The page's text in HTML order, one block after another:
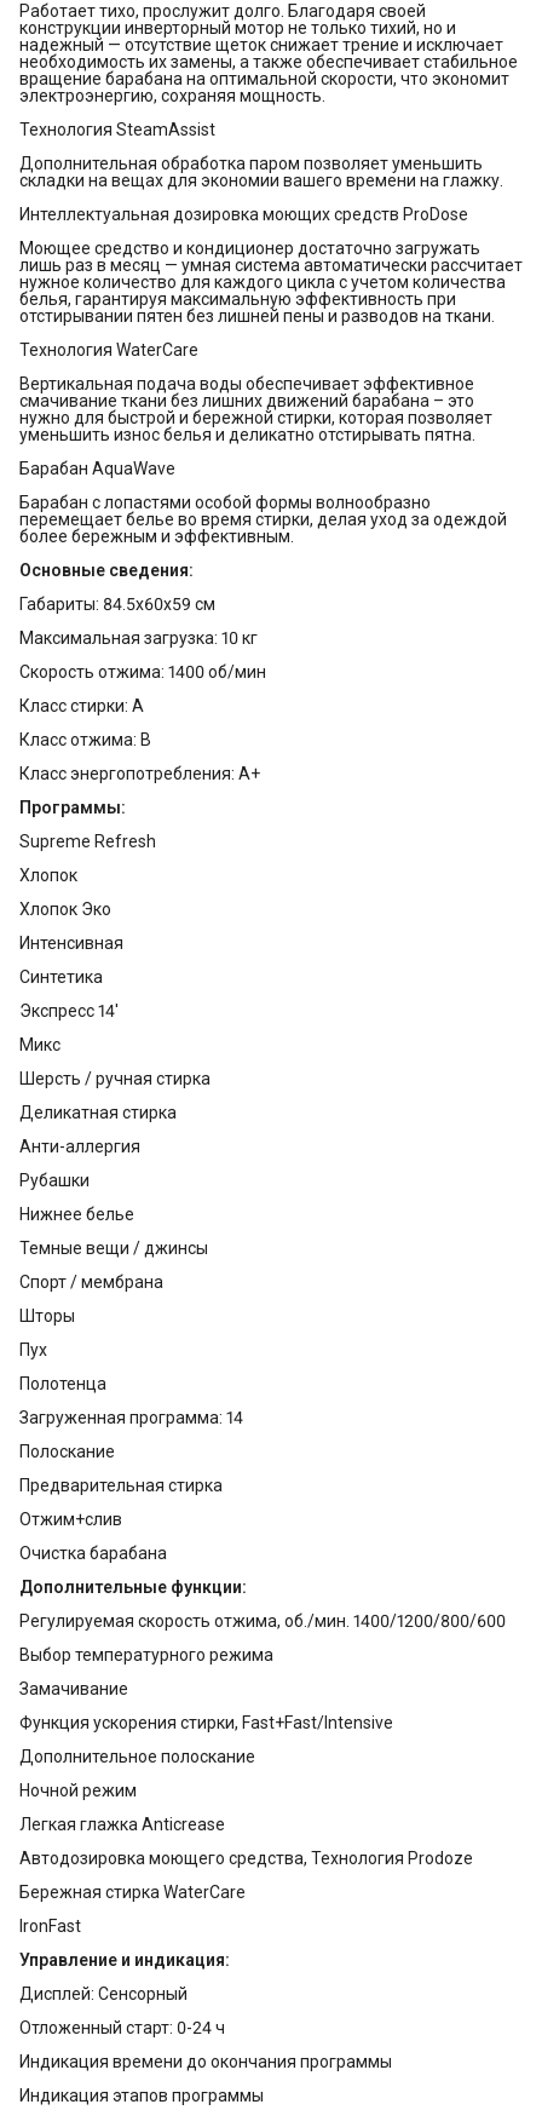
Работает тихо, прослужит долго. Благодаря своей
конструкции инверторный мотор не только тихий, но и
надежный — отсутствие щеток снижает трение и исключает
необходимость их замены, а также обеспечивает стабильное
вращение барабана на оптимальной скорости, что экономит
электроэнергию, сохраняя мощность.
Технология SteamAssist
Дополнительная обработка паром позволяет уменьшить
складки на вещах для экономии вашего времени на глажку.
Интеллектуальная дозировка моющих средств ProDose
Моющее средство и кондиционер достаточно загружать
лишь раз в месяц — умная система автоматически рассчитает
нужное количество для каждого цикла с учетом количества
белья, гарантируя максимальную эффективность при
отстирывании пятен без лишней пены и разводов на ткани.
Технология WaterCare
Вертикальная подача воды обеспечивает эффективное
смачивание ткани без лишних движений барабана – это
нужно для быстрой и бережной стирки, которая позволяет
уменьшить износ белья и деликатно отстирывать пятна.
Барабан AquaWave
Барабан с лопастями особой формы волнообразно
перемещает белье во время стирки, делая уход за одеждой
более бережным и эффективным.
Основные сведения:
Габариты: 84.5x60x59 см
Максимальная загрузка: 10 кг
Скорость отжима: 1400 об/мин
Класс стирки: A
Класс отжима: B
Класс энергопотребления: A+
Программы:
Supreme Refresh
Хлопок
Хлопок Эко
Интенсивная
Синтетика
Экспресс 14'
Микс
Шерсть / ручная стирка
Деликатная стирка
Анти-аллергия
Рубашки
Нижнее белье
Темные вещи / джинсы
Спорт / мембрана
Шторы
Пух
Полотенца
Загруженная программа: 14
Полоскание
Предварительная стирка
Отжим+слив
Очистка барабана
Дополнительные функции:
Регулируемая скорость отжима, об./мин. 1400/1200/800/600
Выбор температурного режима
Замачивание
Функция ускорения стирки, Fast+Fast/Intensive
Дополнительное полоскание
Ночной режим
Легкая глажка Anticrease
Автодозировка моющего средства, Технология Prodoze
Бережная стирка WaterCare
IronFast
Управление и индикация:
Дисплей: Сенсорный
Отложенный старт: 0-24 ч
Индикация времени до окончания программы
Индикация этапов программы